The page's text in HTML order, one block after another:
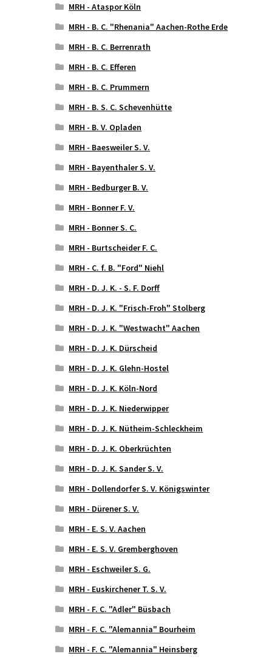
MRH - Ataspor Köln
MRH - B. C. "Rhenania" Aachen-Rothe Erde
MRH - B. C. Berrenrath
MRH - B. C. Efferen
MRH - B. C. Prummern
MRH - B. S. C. Schevenhütte
MRH - B. V. Opladen
MRH - Baesweiler S. V.
MRH - Bayenthaler S. V.
MRH - Bedburger B. V.
MRH - Bonner F. V.
MRH - Bonner S. C.
MRH - Burtscheider F. C.
MRH - C. f. B. "Ford" Niehl
MRH - D. J. K. - S. F. Dorff
MRH - D. J. K. "Frisch-Froh" Stolberg
MRH - D. J. K. "Westwacht" Aachen
MRH - D. J. K. Dürscheid
MRH - D. J. K. Glehn-Hostel
MRH - D. J. K. Köln-Nord
MRH - D. J. K. Niederwipper
MRH - D. J. K. Nütheim-Schleckheim
MRH - D. J. K. Oberkrüchten
MRH - D. J. K. Sander S. V.
MRH - Dollendorfer S. V. Königswinter
MRH - Dürener S. V.
MRH - E. S. V. Aachen
MRH - E. S. V. Gremberghoven
MRH - Eschweiler S. G.
MRH - Euskirchener T. S. V.
MRH - F. C. "Adler" Büsbach
MRH - F. C. "Alemannia" Bourheim
MRH - F. C. "Alemannia" Heinsberg